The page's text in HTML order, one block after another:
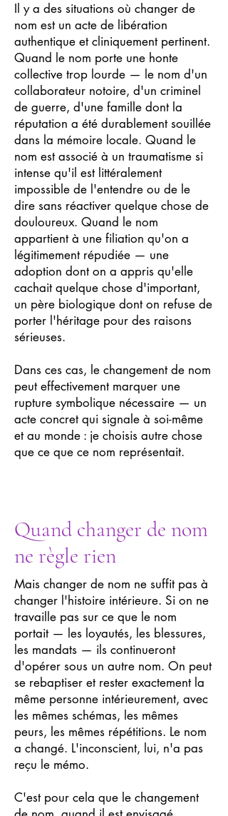
Il y a des situations où changer de
nom est un acte de libération
authentique et cliniquement pertinent.
Quand le nom porte une honte
collective trop lourde — le nom d'un
collaborateur notoire, d'un criminel
de guerre, d'une famille dont la
réputation a été durablement souillée
dans la mémoire locale. Quand le
nom est associé à un traumatisme si
intense qu'il est littéralement
impossible de l'entendre ou de le
dire sans réactiver quelque chose de
douloureux. Quand le nom
appartient à une filiation qu'on a
légitimement répudiée — une
adoption dont on a appris qu'elle
cachait quelque chose d'important,
un père biologique dont on refuse de
porter l'héritage pour des raisons
sérieuses.
Dans ces cas, le changement de nom
peut effectivement marquer une
rupture symbolique nécessaire — un
acte concret qui signale à soi-même
et au monde : je choisis autre chose
que ce que ce nom représentait.
Quand changer de nom
ne règle rien
Mais changer de nom ne suffit pas à
changer l'histoire intérieure. Si on ne
travaille pas sur ce que le nom
portait — les loyautés, les blessures,
les mandats — ils continueront
d'opérer sous un autre nom. On peut
se rebaptiser et rester exactement la
même personne intérieurement, avec
les mêmes schémas, les mêmes
peurs, les mêmes répétitions. Le nom
a changé. L'inconscient, lui, n'a pas
reçu le mémo.
C'est pour cela que le changement